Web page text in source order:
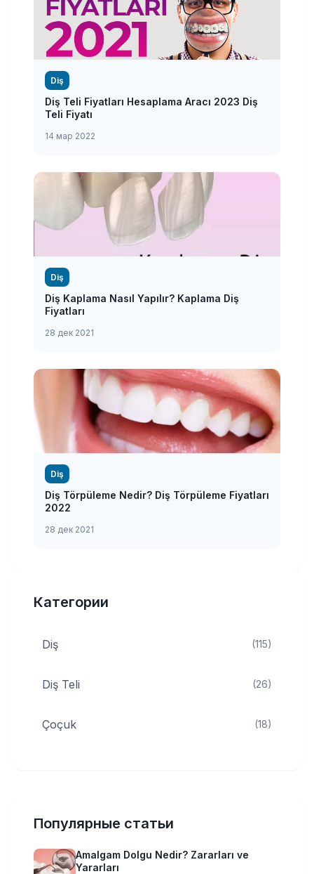
Diş
Diş Teli Fiyatları Hesaplama Aracı 2023 Diş
Teli Fiyatı
14 мар 2022
Diş
Diş Kaplama Nasıl Yapılır? Kaplama Diş
Fiyatları
28 дек 2021
Diş
Diş Törpüleme Nedir? Diş Törpüleme Fiyatları
2022
28 дек 2021
Категории
Diş (115)
Diş Teli (26)
Çoçuk (18)
Популярные статьи
Amalgam Dolgu Nedir? Zararları ve
Yararları